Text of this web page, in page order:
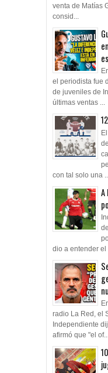
consid...
el periodista fue
de juveniles de
últimas ventas ...
con tal solo una
A
dio a entender
radio La Red, el
Independiente
afirmó que "el